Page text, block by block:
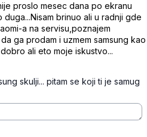
proslo mesec dana po ekranu
brinuo ali u radnji gde
a na servisu,poznajem
ga prodam i uzmem samsung kao
ali eto moje iskustvo...
skulji... pitam se koji ti je samug